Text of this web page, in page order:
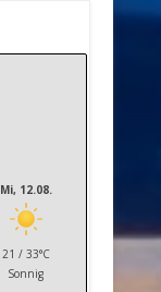
Mi, 12.08.
21 / 33°C
Sonnig